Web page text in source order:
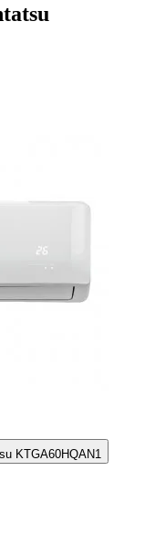
KTGA60HQAN1